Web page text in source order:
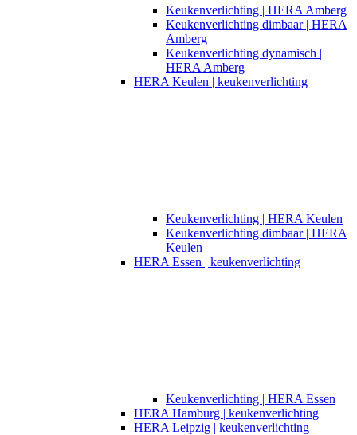
Keukenverlichting | HERA Amberg
Keukenverlichting dimbaar | HERA
Amberg
Keukenverlichting dynamisch |
HERA Amberg
HERA Keulen | keukenverlichting
Keukenverlichting | HERA Keulen
Keukenverlichting dimbaar | HERA
Keulen
HERA Essen | keukenverlichting
Keukenverlichting | HERA Essen
HERA Hamburg | keukenverlichting
HERA Leipzig | keukenverlichting